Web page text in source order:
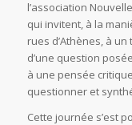
l’association
qui invitent, à la
rues d’Athènes, à
d’une question
à une pensée
questionner et
Cette journée s’est